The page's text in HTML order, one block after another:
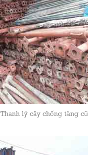
Thanh lý cây chống tăng cũ